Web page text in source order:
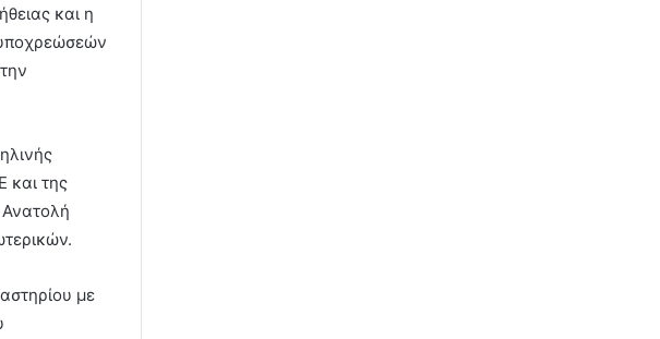
και η
και της
με